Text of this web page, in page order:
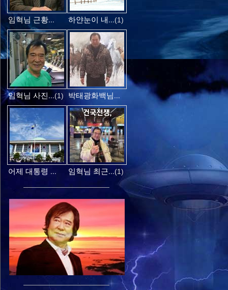
임혁님 근황... 하얀눈이 내...(1)
임혁님 사진...(1) 박태광화백님...
어제 대통령 ... 임혁님 최근...(1)